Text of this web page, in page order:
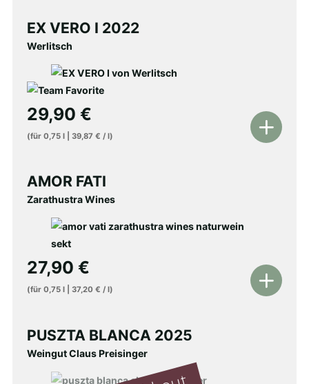
EX VERO I 2022
Werlitsch
29,90 €
(für 0,75 l| 39,87 € / l)
In
AMOR FATI
Zarathustra Wines
27,90 €
(für 0,75 l| 37,20 € / l)
In
PUSZTA BLANCA 2025
Weingut Claus Preisinger